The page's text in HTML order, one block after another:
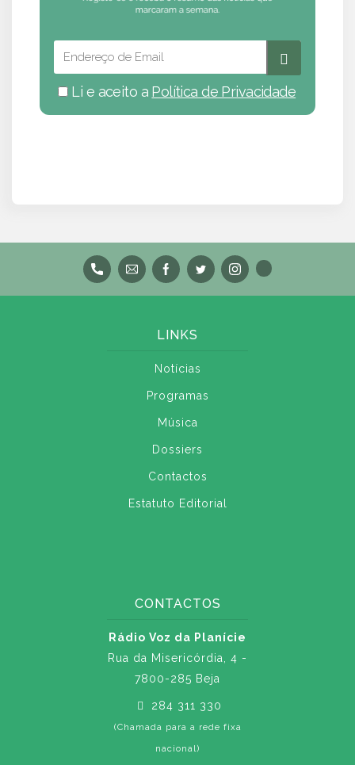
Li e aceito a Política de Privacidade
LINKS
Notícias
Programas
Música
Dossiers
Contactos
Estatuto Editorial
CONTACTOS
Rádio Voz da Planície
Rua da Misericórdia, 4 -
7800-285 Beja
284 311 330
(Chamada para a rede fixa
nacional)